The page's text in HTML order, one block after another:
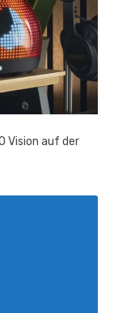
Vision auf der